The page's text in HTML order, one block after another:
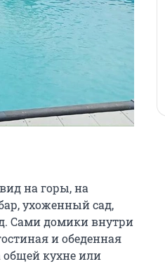
на горы, на
ухоженный сад,
Сами домики внутри
и обеденная
общей кухне или